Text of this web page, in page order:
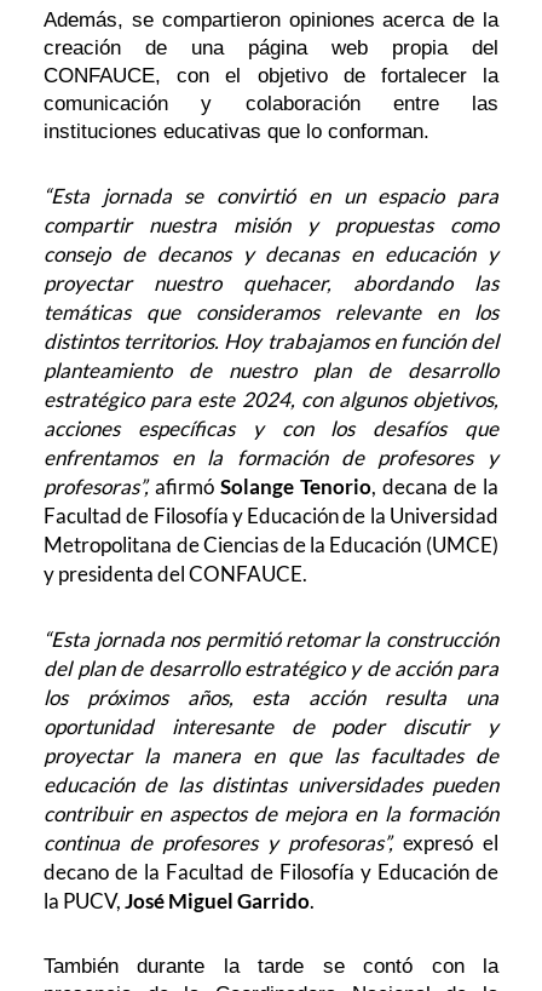
Además, se compartieron opiniones acerca de la
creación de una página web propia del
CONFAUCE, con el objetivo de fortalecer la
comunicación y colaboración entre las
instituciones educativas que lo conforman.
“Esta jornada se convirtió en un espacio para
compartir nuestra misión y propuestas como
consejo de decanos y decanas en educación y
proyectar nuestro quehacer, abordando las
temáticas que consideramos relevante en los
distintos territorios. Hoy trabajamos en función del
planteamiento de nuestro plan de desarrollo
estratégico para este 2024, con algunos objetivos,
acciones específicas y con los desafíos que
enfrentamos en la formación de profesores y
profesoras”,afirmó Solange Tenorio, decana de la
Facultad de Filosofía y Educación de la Universidad
Metropolitana de Ciencias de la Educación (UMCE)
y presidenta del CONFAUCE.
“Esta jornada nos permitió retomar la construcción
del plan de desarrollo estratégico y de acción para
los próximos años, esta acción resulta una
oportunidad interesante de poder discutir y
proyectar la manera en que las facultades de
educación de las distintas universidades pueden
contribuir en aspectos de mejora en la formación
continua de profesores y profesoras”,expresó el
decano de la Facultad de Filosofía y Educación de
la PUCV,José Miguel Garrido.
También durante la tarde se contó con la